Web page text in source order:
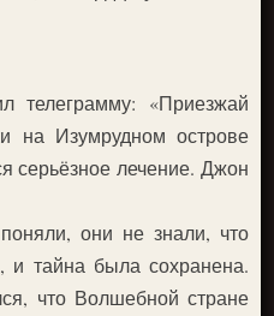
телеграмму: «Приезжай
на Изумрудном острове
серьёзное лечение. Джон
они не знали, что
и тайна была сохранена.
что Волшебной стране